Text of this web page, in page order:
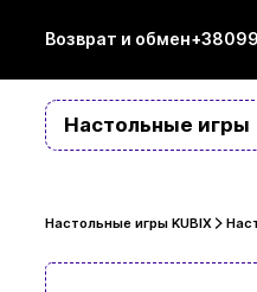
Возврат и обмен
Настольные игры
Настольные игры KUBIX